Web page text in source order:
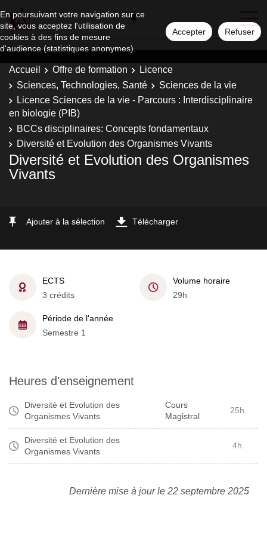
En poursuivant votre navigation sur ce
site, vous acceptez l'utilisation de
cookies à des fins de mesure
d'audience (statistiques anonymes).
Accepter Refuser
Accueil Offre de formation
Licence
Sciences, Technologies, Santé
Sciences de la vie
Licence Sciences de la vie - Parcours : Interdisciplinaire
en biologie (PIB)
BCCs disciplinaires: Concepts fondamentaux
Diversité et Evolution des Organismes Vivants
Diversité et Evolution des Organismes
Vivants
Ajouter à la sélection Télécharger
ECTS
3 crédits
Volume horaire
29h
Période de l'année
Semestre 1
Heures d'enseignement
Diversité et Evolution des
Organismes Vivants
Cours
Magistral
25h
Diversité et Evolution des
Organismes Vivants
4h
Dernière mise à jour le 22 septembre 2025